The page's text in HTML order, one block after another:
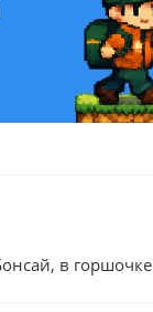
в горшочке